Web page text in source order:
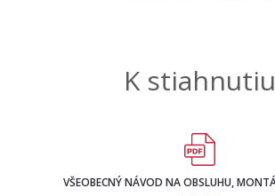
K stiahnutiu
VŠEOBECNÝ NÁVOD NA OBSLUHU,